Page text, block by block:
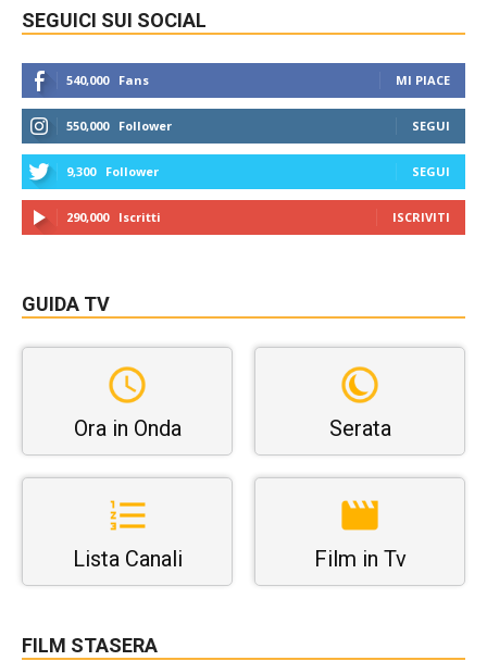
SEGUICI SUI SOCIAL
540,000 Fans MI PIACE
550,000 Follower SEGUI
9,300 Follower SEGUI
290,000 Iscritti ISCRIVITI
GUIDA TV
Ora in Onda Serata
Lista Canali Film in Tv
FILM STASERA